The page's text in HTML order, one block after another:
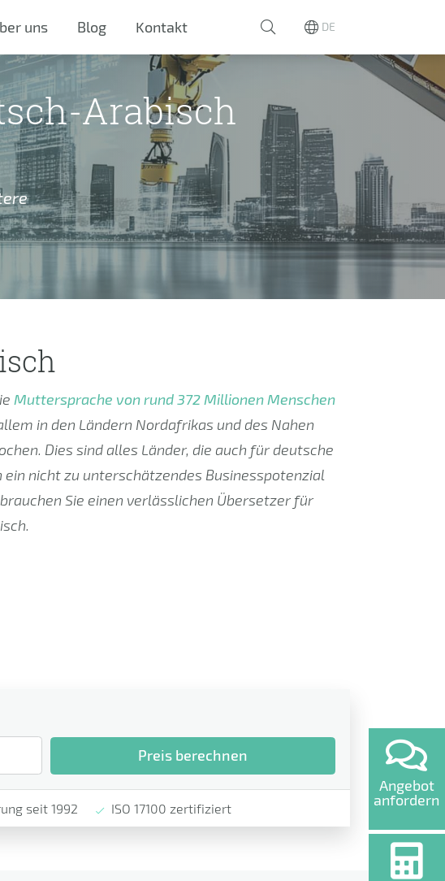
Angebot
anfordern
DE
uns Blog Kontakt
Arabisch
Muttersprache von rund 372 Millionen Menschen
in den Ländern Nordafrikas und des Nahen
Dies sind alles Länder, die auch für deutsche
ein nicht zu unterschätzendes Businesspotenzial
Sie einen verlässlichen Übersetzer für
Preis berechnen
seit 1992 ISO 17100 zertifiziert